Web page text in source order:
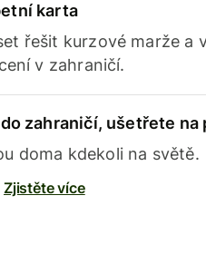
karta
řešit kurzové marže a
v zahraničí.
zahraničí, ušetřete na
doma kdekoli na světě.
Zjistěte více